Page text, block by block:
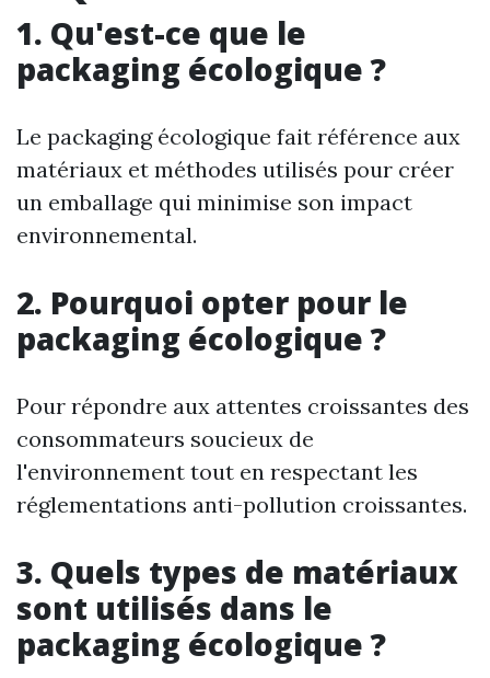
1. Qu'est-ce que le
packaging écologique ?
Le packaging écologique fait référence aux
matériaux et méthodes utilisés pour créer
un emballage qui minimise son impact
environnemental.
2. Pourquoi opter pour le
packaging écologique ?
Pour répondre aux attentes croissantes des
consommateurs soucieux de
l'environnement tout en respectant les
réglementations anti-pollution croissantes.
3. Quels types de matériaux
sont utilisés dans le
packaging écologique ?